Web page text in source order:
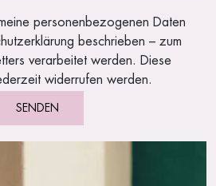
personenbezogenen Daten
beschrieben – zum
verarbeitet werden. Diese
widerrufen werden.
SENDEN